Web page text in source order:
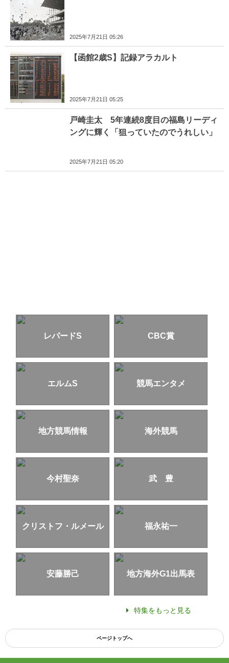
2025年7月21日 05:26
【函館2歳S】記録アラカルト
2025年7月21日 05:25
戸崎圭太 5年連続8度目の福島リーディ
ングに輝く「狙っていたのでうれしい」
2025年7月21日 05:20
レパードS CBC賞
エルムS 競馬エンタメ
地方競馬情報 海外競馬
今村聖奈 武 豊
クリストフ・ルメール 福永祐一
安藤勝己 地方海外G1出馬表
特集をもっと見る
ページトップへ